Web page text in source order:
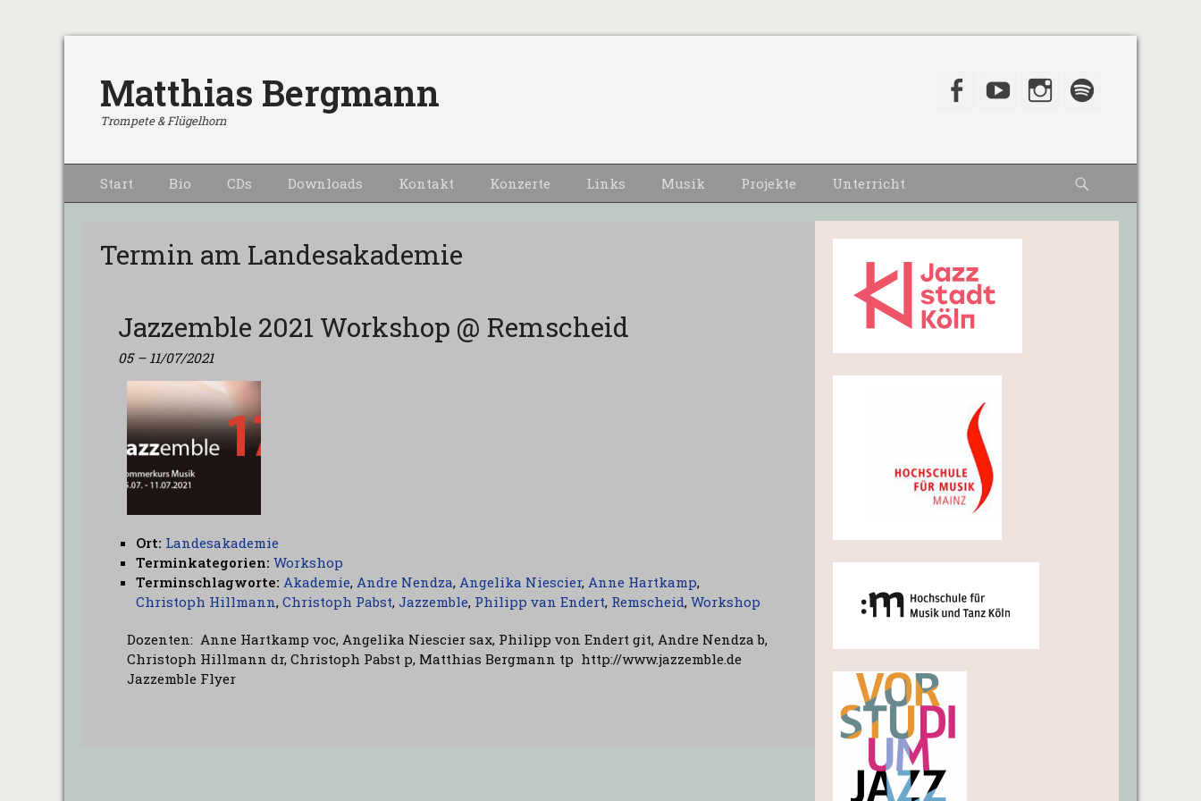
Matthias Bergmann
Trompete & Flügelhorn
Facebook
YouTubeInstagram
Primärmenu
zum
Start Bio CDs Downloads Kontakt Konzerte Links Musik Projekte Unterricht
Termin am Landesakademie
Jazzemble 2021 Workshop @ Remscheid
05– 11/07/2021
Ort: Landesakademie
Terminkategorien: Workshop
Terminschlagworte: Akademie, Andre Nendza, Angelika Niescier, Anne Hartkamp,
Christoph Hillmann, Christoph Pabst, Jazzemble, Philipp van Endert, Remscheid, Workshop
Dozenten: Anne Hartkamp voc, Angelika Niescier sax, Philipp von Endert git, Andre Nendza b,
Christoph Hillmann dr, Christoph Pabst p, Matthias Bergmann tp http://www.jazzemble.de
Jazzemble Flyer